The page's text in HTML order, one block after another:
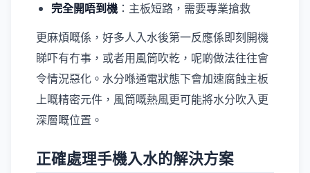
完全開唔到機 ：主板短路，需要專業搶救
更麻煩嘅係，好多人入水後第一反應係即刻開機
睇吓有冇事，或者用風筒吹乾，呢啲做法往往會
令情況惡化。水分喺通電狀態下會加速腐蝕主板
上嘅精密元件，風筒嘅熱風更可能將水分吹入更
深層嘅位置。
正確處理手機入水的解決方案